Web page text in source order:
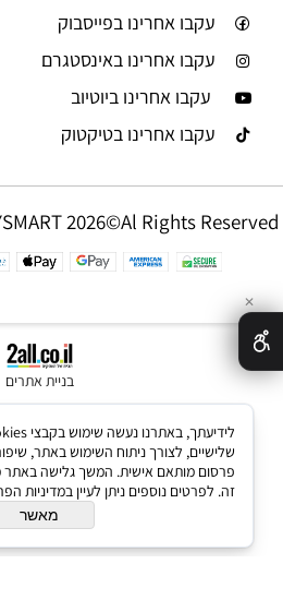
עקבו אחרינו בפייסבוק
עקבו אחרינו באינסטגרם
עקבו אחרינו ביוטיוב
עקבו אחרינו בטיקטוק
2026©Al Rights Reserved
בניית אתרים
✕
שלישיים, לצורך ניתוח השימוש באתר,
פרסום מותאם אישית. המשך גלישה
זה. לפרטים נוספים ניתן לעיין במדיניות
מאשר